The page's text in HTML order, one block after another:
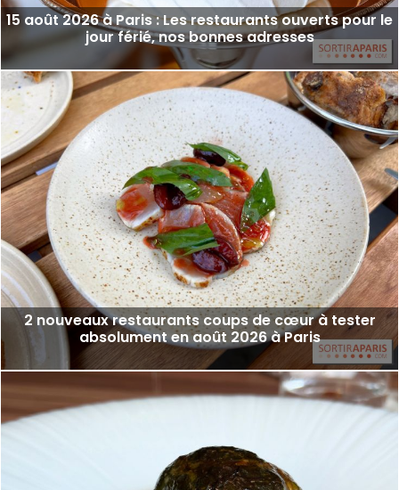
15 août 2026 à Paris : Les restaurants ouverts pour le
jour férié, nos bonnes adresses
2 nouveaux restaurants coups de cœur à tester
absolument en août 2026 à Paris